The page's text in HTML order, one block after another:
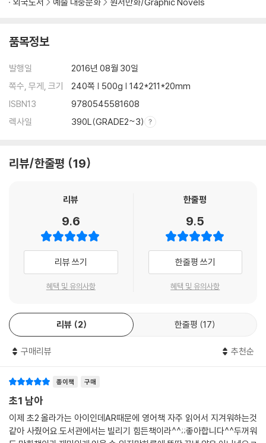
품목정보
발행일
2016년 08월 30일
쪽수, 무게, 크기
240쪽 | 500g | 142*211*20mm
ISBN13
9780545581608
렉사일
390L(GRADE2~3)
리뷰/한줄평 19
리뷰
9.6
리뷰 쓰기
혜택 및 유의사항
한줄평
9.5
한줄평 쓰기
혜택 및 유의사항
리뷰 2 한줄평 17
구매리뷰 추천순
종이책 구매
초1 남아
이제 초2 올라가는 아이인데AR때문에 영어책 자주 읽어서 지겨워하는것
같아 사줬어요.도서관에서는 빌리기 힘든책이라^^;;좋아합니다^^두꺼워